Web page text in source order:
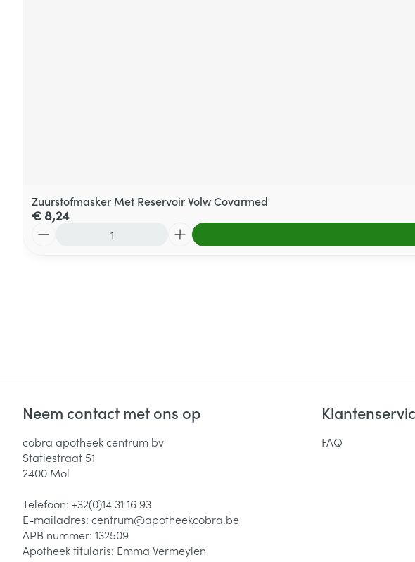
Zuurstofmasker Met Reservoir Volw Covarmed
€ 8,24
Neem contact met ons op
cobra apotheek centrum bv
Statiestraat 51
2400 Mol
Telefoon: +32(0)14 31 16 93
E-mailadres: centrum@apotheekcobra.be
APB nummer: 132509
Apotheek titularis: Emma Vermeylen
FAQ